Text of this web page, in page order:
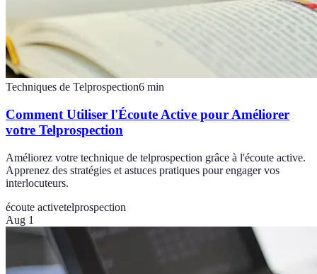
Techniques de Telprospection6 min
Comment Utiliser l'Écoute Active pour Améliorer
votre Telprospection
Améliorez votre technique de telprospection grâce à l'écoute active.
Apprenez des stratégies et astuces pratiques pour engager vos
interlocuteurs.
écoute activetelprospection
Aug 1